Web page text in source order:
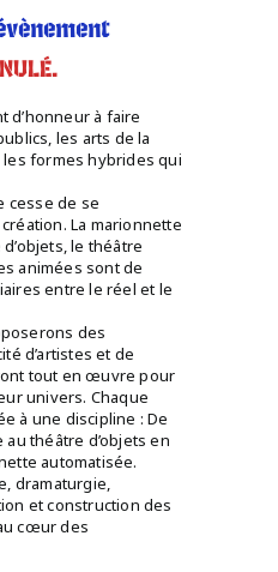
d’honneur à faire
les arts de la
formes hybrides qui
cesse de se
La marionnette
le théâtre
animées sont de
entre le réel et le
des
d’artistes et de
tout en œuvre pour
univers. Chaque
à une discipline : De
théâtre d’objets en
automatisée.
dramaturgie,
et construction des
cœur des